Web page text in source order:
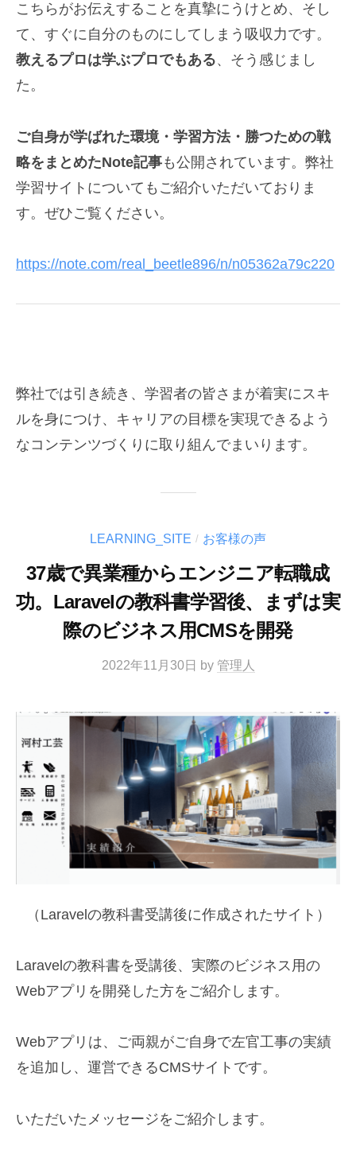
こちらがお伝えすることを真摯にうけとめ、そし
て、すぐに自分のものにしてしまう吸収力です。
教えるプロは学ぶプロでもある、そう感じまし
た。
ご自身が学ばれた環境・学習方法・勝つための戦
略をまとめたNote記事も公開されています。弊社
学習サイトについてもご紹介いただいておりま
す。ぜひご覧ください。
https://note.com/real_beetle896/n/n05362a79c220
弊社では引き続き、学習者の皆さまが着実にスキ
ルを身につけ、キャリアの目標を実現できるよう
なコンテンツづくりに取り組んでまいります。
LEARNING_SITE / お客様の声
37歳で異業種からエンジニア転職成
功。Laravelの教科書学習後、まずは実
際のビジネス用CMSを開発
2022年11月30日 by 管理人
（Laravelの教科書受講後に作成されたサイト）
Laravelの教科書を受講後、実際のビジネス用の
Webアプリを開発した方をご紹介します。
Webアプリは、ご両親がご自身で左官工事の実績
を追加し、運営できるCMSサイトです。
いただいたメッセージをご紹介します。